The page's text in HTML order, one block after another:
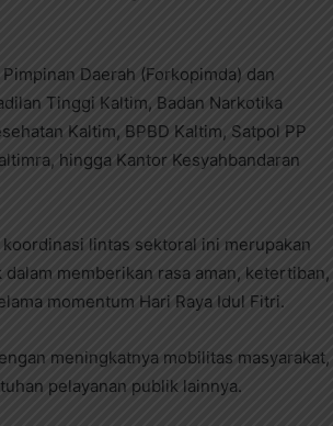
Daerah (Forkopimda) dan
Tinggi Kaltim, Badan Narkotika
Kaltim, BPBD Kaltim, Satpol PP
hingga Kantor Kesyahbandaran
lintas sektoral ini merupakan
memberikan rasa aman, ketertiban,
momentum Hari Raya Idul Fitri.
meningkatnya mobilitas masyarakat,
pelayanan publik lainnya.